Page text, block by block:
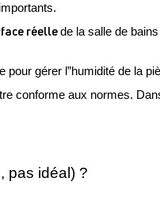
réelle de la salle de
pour gérer l”humidité de la
conforme aux normes.
pas idéal) ?